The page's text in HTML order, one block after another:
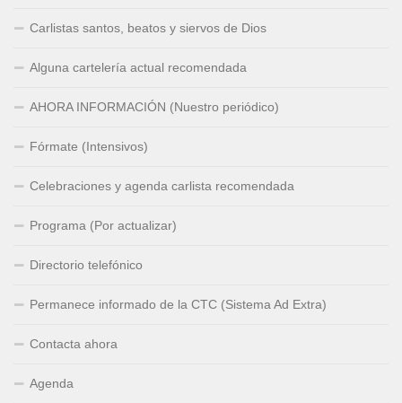
Carlistas santos, beatos y siervos de Dios
Alguna cartelería actual recomendada
AHORA INFORMACIÓN (Nuestro periódico)
Fórmate (Intensivos)
Celebraciones y agenda carlista recomendada
Programa (Por actualizar)
Directorio telefónico
Permanece informado de la CTC (Sistema Ad Extra)
Contacta ahora
Agenda